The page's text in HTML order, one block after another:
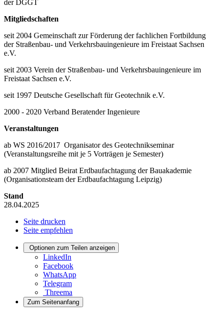
der DGGT
Mitgliedschaften
seit 2004 Gemeinschaft zur Förderung der fachlichen Fortbildung
der Straßenbau- und Verkehrsbauingenieure im Freistaat Sachsen
e.V.
seit 2003 Verein der Straßenbau- und Verkehrsbauingenieure im
Freistaat Sachsen e.V.
seit 1997 Deutsche Gesellschaft für Geotechnik e.V.
2000 - 2020 Verband Beratender Ingenieure
Veranstaltungen
ab WS 2016/2017 Organisator des Geotechnikseminar
(Veranstaltungsreihe mit je 5 Vorträgen je Semester)
ab 2007 Mitglied Beirat Erdbaufachtagung der Bauakademie
(Organisationsteam der Erdbaufachtagung Leipzig)
Stand
28.04.2025
Seite drucken
Seite empfehlen
Optionen zum Teilen anzeigen
LinkedIn
Facebook
WhatsApp
Telegram
Threema
Zum Seitenanfang